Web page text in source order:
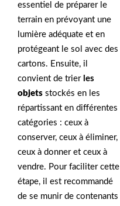
essentiel de préparer le
terrain en prévoyant une
lumière adéquate et en
protégeant le sol avec des
cartons. Ensuite, il
convient de trier les
objets stockés en les
répartissant en différentes
catégories : ceux à
conserver, ceux à éliminer,
ceux à donner et ceux à
vendre. Pour faciliter cette
étape, il est recommandé
de se munir de contenants